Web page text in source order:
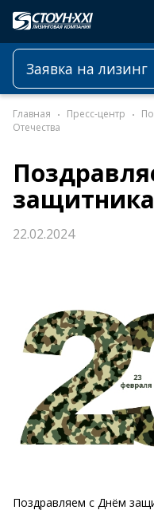
Заявка на лизинг
Главная Пресс-центр
Отечества
22.02.2024
Поздравляем с Днём